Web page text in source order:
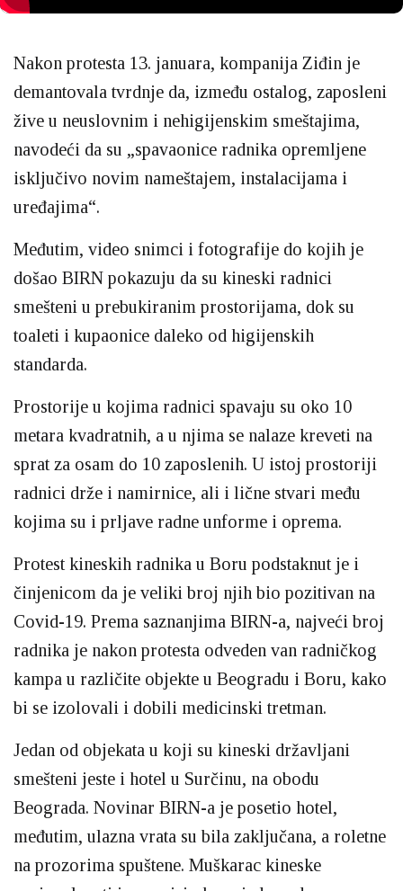
Nakon protesta 13. januara, kompanija Ziđin je
demantovala tvrdnje da, između ostalog, zaposleni
žive u neuslovnim i nehigijenskim smeštajima,
navodeći da su „spavaonice radnika opremljene
isključivo novim nameštajem, instalacijama i
uređajima“.
Međutim, video snimci i fotografije do kojih je
došao BIRN pokazuju da su kineski radnici
smešteni u prebukiranim prostorijama, dok su
toaleti i kupaonice daleko od higijenskih
standarda.
Prostorije u kojima radnici spavaju su oko 10
metara kvadratnih, a u njima se nalaze kreveti na
sprat za osam do 10 zaposlenih. U istoj prostoriji
radnici drže i namirnice, ali i lične stvari među
kojima su i prljave radne unforme i oprema.
Protest kineskih radnika u Boru podstaknut je i
činjenicom da je veliki broj njih bio pozitivan na
Covid-19. Prema saznanjima BIRN-a, najveći broj
radnika je nakon protesta odveden van radničkog
kampa u različite objekte u Beogradu i Boru, kako
bi se izolovali i dobili medicinski tretman.
Jedan od objekata u koji su kineski državljani
smešteni jeste i hotel u Surčinu, na obodu
Beograda. Novinar BIRN-a je posetio hotel,
međutim, ulazna vrata su bila zaključana, a roletne
na prozorima spuštene. Muškarac kineske